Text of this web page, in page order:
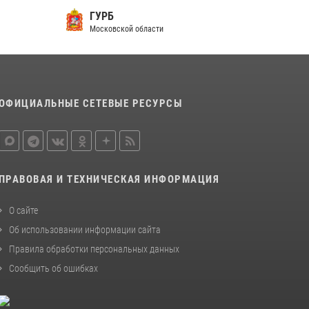
Росгвардейцы открыли свои двери для
сильнейших сотрудников спецподразделений
стрельбой
14 июля 2026, 15:13
ГУРБ
Московской области
СЕТЕВЫЕ РЕСУРСЫ
ПРАВОВАЯ И ТЕХНИЧЕСКАЯ ИНФОРМАЦИЯ
О сайте
Об использовании информации сайта
Правила обработки персональных данных
Сообщить об ошибках